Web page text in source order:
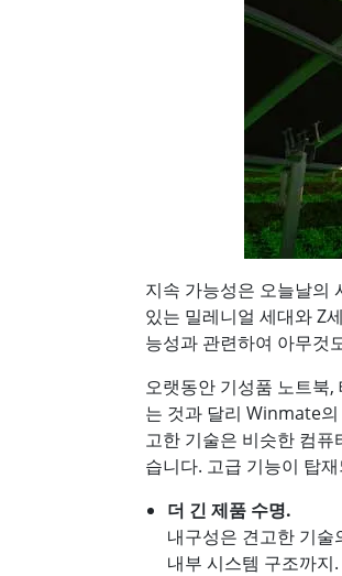
지속 가능성은 오늘날의
있는 밀레니얼 세대와 Z
능성과 관련하여 아무것
오랫동안 기성품 노트북
는 것과 달리 Winmate
고한 기술은 비슷한 컴
습니다. 고급 기능이 탑
더 긴 제품 수명.
내구성은 견고한 기술
내부 시스템 구조까